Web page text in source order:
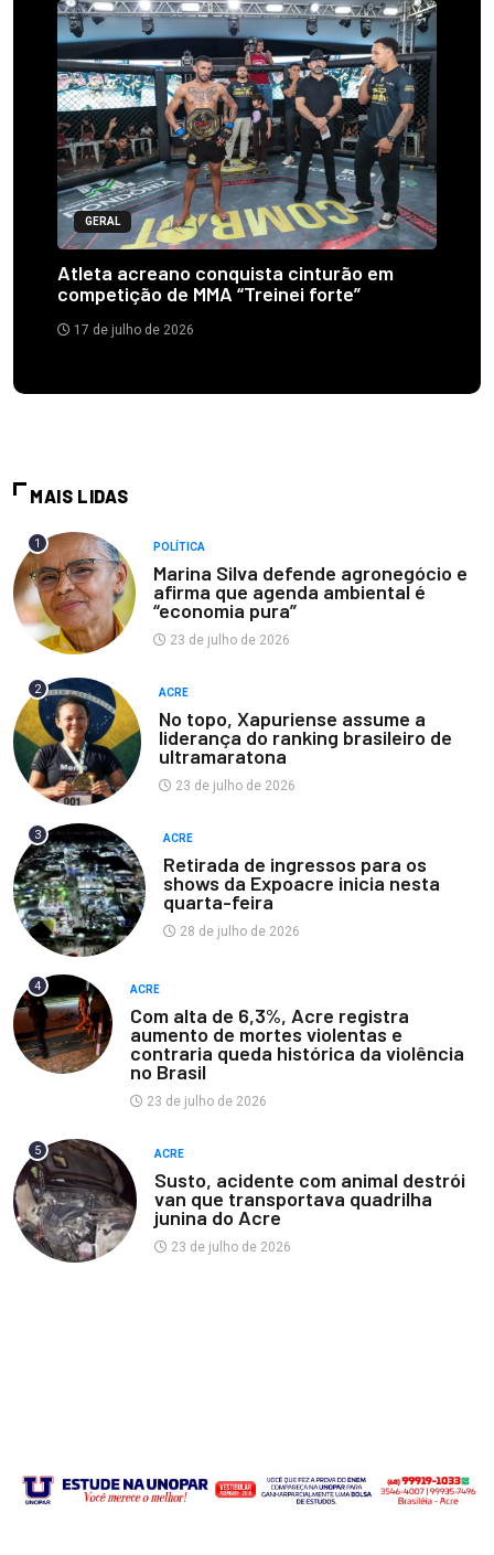
GERAL
Atleta acreano conquista cinturão em
competição de MMA “Treinei forte”
17 de julho de 2026
MAIS LIDAS
1 POLÍTICA
Marina Silva defende agronegócio e
afirma que agenda ambiental é
“economia pura”
23 de julho de 2026
2 ACRE
No topo, Xapuriense assume a
liderança do ranking brasileiro de
ultramaratona
23 de julho de 2026
3 ACRE
Retirada de ingressos para os
shows da Expoacre inicia nesta
quarta-feira
28 de julho de 2026
4 ACRE
Com alta de 6,3%, Acre registra
aumento de mortes violentas e
contraria queda histórica da violência
no Brasil
23 de julho de 2026
5 ACRE
Susto, acidente com animal destrói
van que transportava quadrilha
junina do Acre
23 de julho de 2026